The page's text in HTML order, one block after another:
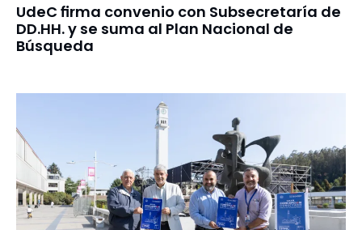
UdeC firma convenio con Subsecretaría de
DD.HH. y se suma al Plan Nacional de
Búsqueda